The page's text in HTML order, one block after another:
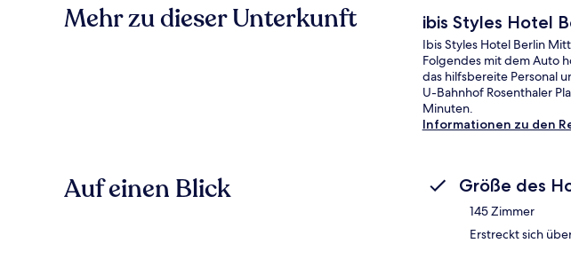
Mehr zu dieser Unterkunft ibis Styles Hotel
Ibis Styles Hotel Berlin
Folgendes mit dem Auto
das hilfsbereite Personal
U-Bahnhof Rosenthaler
Minuten.
Informationen zu den
Auf einen Blick Größe des
145 Zimmer
Erstreckt sich